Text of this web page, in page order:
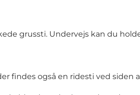
grussti. Undervejs kan du
findes også en ridesti ved siden